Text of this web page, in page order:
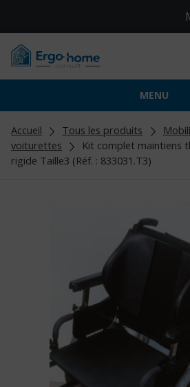
MENU
Accueil Tous les produits
voiturettes
Kit complet maintiens
rigide Taille3 (Réf. : 833031.T3)